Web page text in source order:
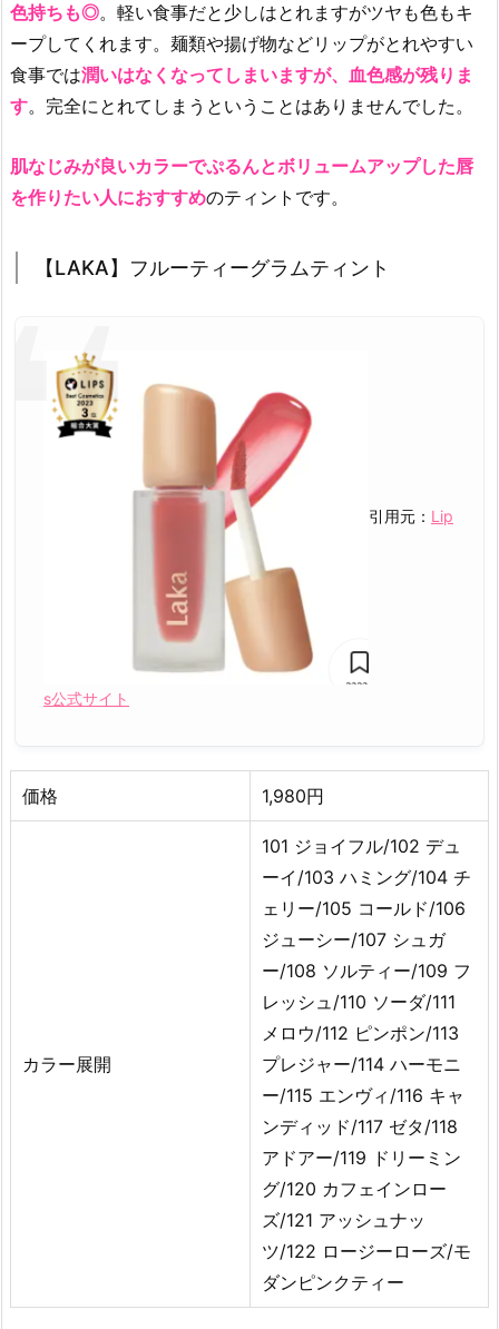
色持ちも◎。軽い食事だと少しはとれますがツヤも色もキ
ープしてくれます。麺類や揚げ物などリップがとれやすい
食事では潤いはなくなってしまいますが、血色感が残りま
す。完全にとれてしまうということはありませんでした。
肌なじみが良いカラーでぷるんとボリュームアップした唇
を作りたい人におすすめのティントです。
【LAKA】フルーティーグラムティント
引用元： Lip
s公式サイト
価格 1,980円
カラー展開
101 ジョイフル/102 デュ
ーイ/103 ハミング/104 チ
ェリー/105 コールド/106
ジューシー/107 シュガ
ー/108 ソルティー/109 フ
レッシュ/110 ソーダ/111
メロウ/112 ピンポン/113
プレジャー/114 ハーモニ
ー/115 エンヴィ/116 キャ
ンディッド/117 ゼタ/118
アドアー/119 ドリーミン
グ/120 カフェインロー
ズ/121 アッシュナッ
ツ/122 ロージーローズ/モ
ダンピンクティー